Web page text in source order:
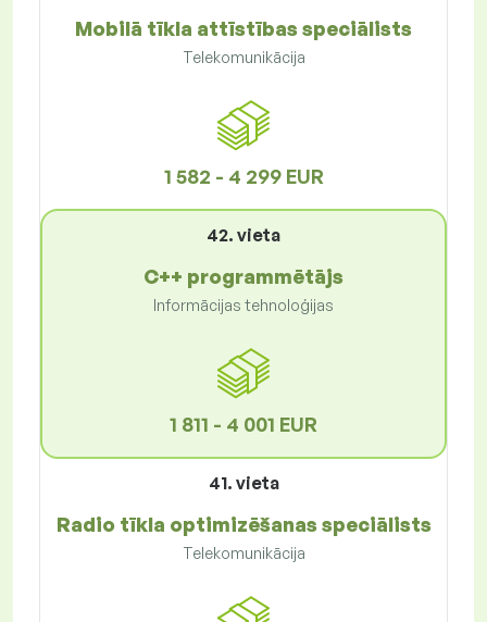
Mobilā tīkla attīstības speciālists
Telekomunikācija
1 582 - 4 299 EUR
42. vieta
C++ programmētājs
Informācijas tehnoloģijas
1 811 - 4 001 EUR
41. vieta
Radio tīkla optimizēšanas speciālists
Telekomunikācija